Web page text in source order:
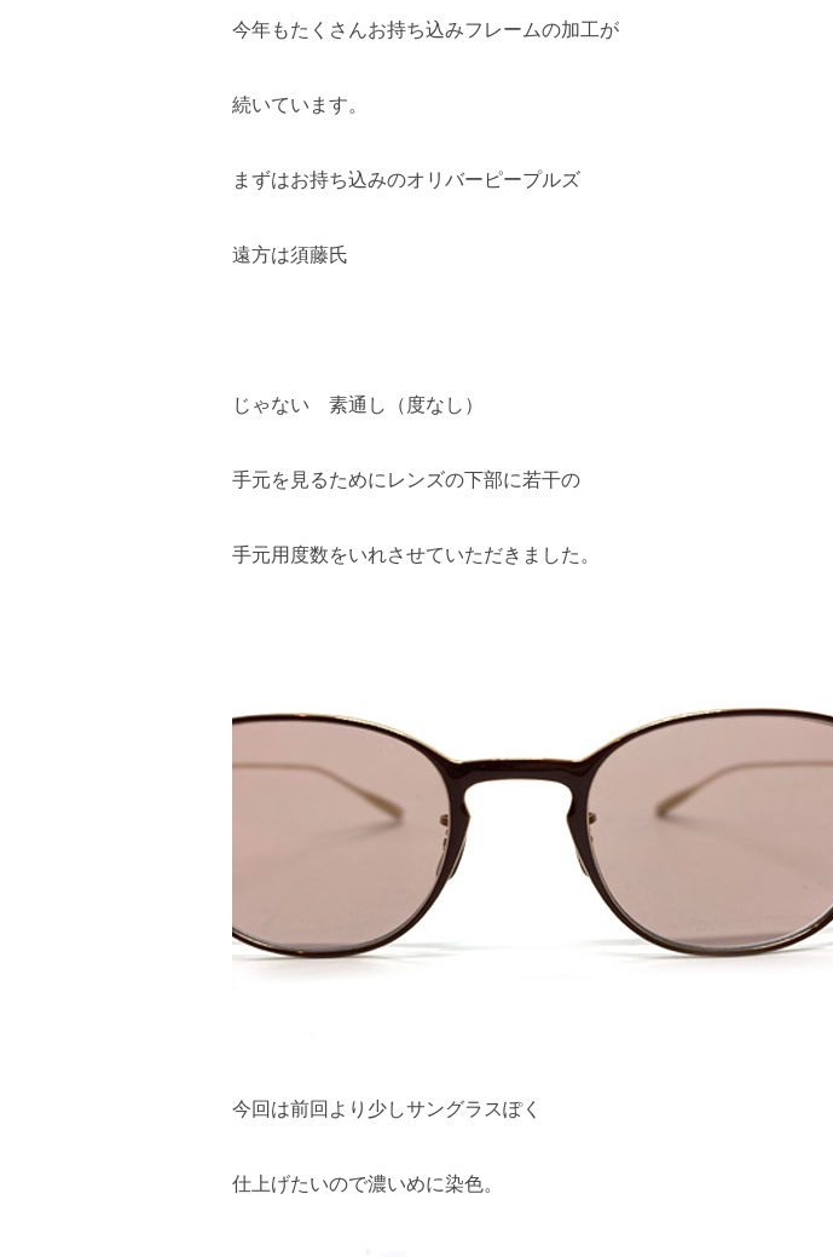
今年もたくさんお持ち込みフレームの加工が
続いています。
まずはお持ち込みのオリバーピープルズ
遠方は須藤氏
じゃない 素通し（度なし）
手元を見るためにレンズの下部に若干の
手元用度数をいれさせていただきました。
今回は前回より少しサングラスぽく
仕上げたいので濃いめに染色。